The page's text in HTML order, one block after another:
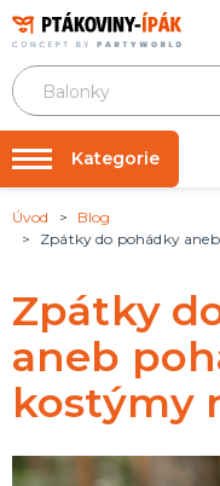
Půjčovna kostýmů
Nafukování
Prodejny
Párty Blog
O nás
Kategorie
PÁRTY DOPLŇKY
KARNEVALOVÉ
Kostýmy pro dospělé
Kostýmy pro děti
DOPLŇKY A MAKEUP
Úvod
Blog
Zpátky do pohádky
Zpátky
aneb
kostýmy